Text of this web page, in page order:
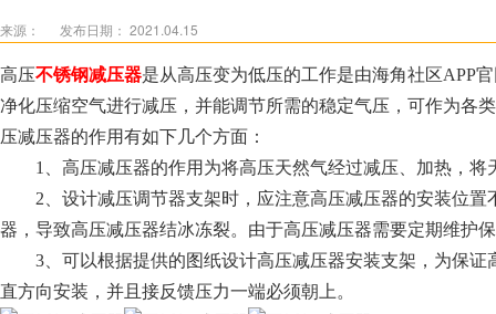
来源： 发布日期： 2021.04.15
高压不锈钢减压器是从高压变为低压的工作是由海角社区APP官网
净化压缩空气进行减压，并能调节所需的稳定气压，可作为各类
压减压器的作用有如下几个方面：
1、高压减压器的作用为将高压天然气经过减压、加热，
2、设计减压调节器支架时，应注意高压减压器的安装位
器，导致高压减压器结冰冻裂。由于高压减压器需要定期维护保
3、可以根据提供的图纸设计高压减压器安装支架，为保证
直方向安装，并且接反馈压力一端必须朝上。